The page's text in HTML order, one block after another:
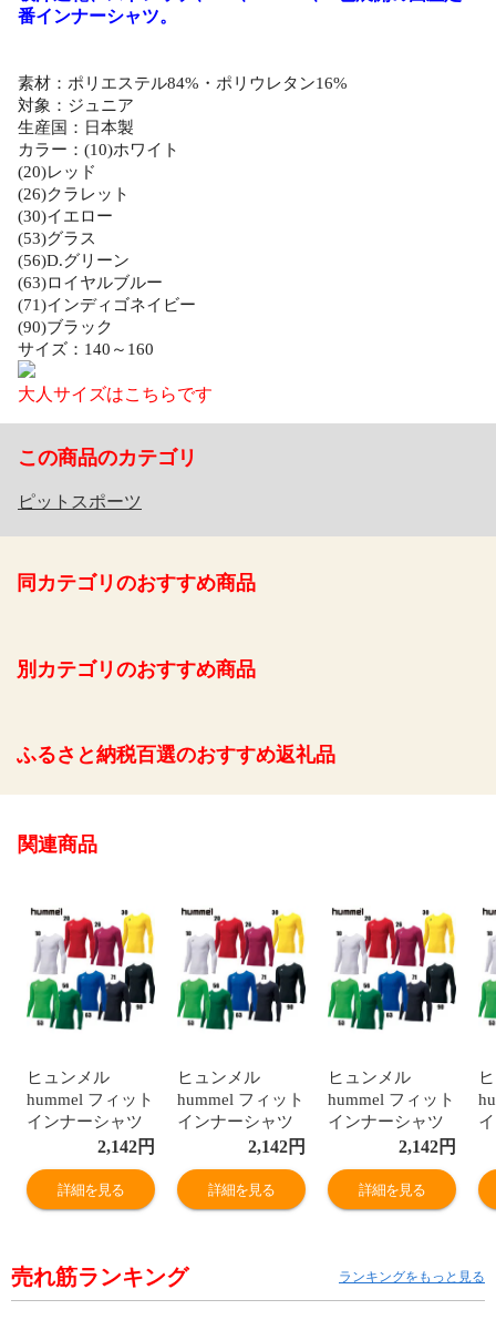
番インナーシャツ。
素材：ポリエステル84%・ポリウレタン16%
対象：ジュニア
生産国：日本製
カラー：(10)ホワイト
(20)レッド
(26)クラレット
(30)イエロー
(53)グラス
(56)D.グリーン
(63)ロイヤルブルー
(71)インディゴネイビー
(90)ブラック
サイズ：140～160
大人サイズはこちらです
この商品のカテゴリ
ピットスポーツ
同カテゴリのおすすめ商品
別カテゴリのおすすめ商品
ふるさと納税百選のおすすめ返礼品
関連商品
ヒュンメル
hummel フィット
インナーシャツ
(HAP5153)2,142円
詳細を見る
ヒュンメル
hummel フィット
インナーシャツ
(HAP5153)2,142円
詳細を見る
ヒュンメル
hummel フィット
インナーシャツ
(HAP5153)2,142円
詳細を見る
売れ筋ランキング ランキングをもっと見る